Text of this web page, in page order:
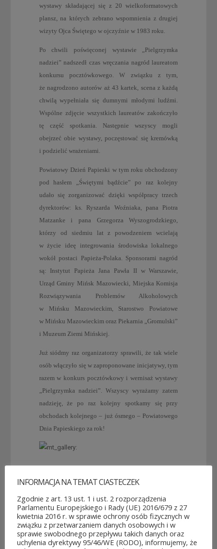
wystawy składającej się z 20 wielkoformatowych
plansz, na których zebrano wspomnienia z drugiej
wizyty Ojca Świętego w ojczyźnie w 1983 roku.
Po chwili poświęconej wystawie „Pielgrzymka
nadziei” nadszedł czas wręczania nagród laureatom
konkursu pocztówkowego. W związku z tym,
że nagrodzono autorów aż 43 kartek, scena z każdą
chwilą wypełniała się dumnymi młodymi ludźmi.
Wspólne zdjęcie wszystkich laureatów zakończyło
tę część spotkania. Następnie wszyscy mogli
obejrzeć obie wystawy, poczęstować się kremówką
i podzielić wrażeniami.
Powiatowy Dzień Papieski w tym roku obchodzony
pod hasłem „Świętymi bądźcie” po raz kolejny
udało się zorganizować dzięki współpracy trzech
dyrektorów: ks. Ryszarda Woźniaka, pana Piotra
Matzanke i pana Grzegorza Wyszogrodzkiego,
którzy od siedmiu lat z powodzeniem wcielają
w życie ideę integrowania środowiska lokalnego
wokół postaci Papieża-Polaka. Sponsorami nagród
są: Instytut Papieża Jana Pawła II w Warszawie,
Urząd Gminy Mińsk Mazowiecki, Miejska Komisja
Rozwiązywania Problemów Alkoholowych
w Mińsku Mazowieckim, Starostwo Powiatowe
w Mińsku Mazowieckim oraz Piekarnia „Gromulski”
i Muzeum Ziemi Mińskiej.
Już siódmy raz organizatorzy sprawili, że tak wiele
osób włączyło się w zaproponowane inicjatywy, tym
razem w konkurs pocztówkowy i wernisaż wystawy
„Pielgrzymka nadziei”. Wszyscy wyrażamy zatem
nadzieję, że po raz kolejny spotkamy się przy
obchodach kolejnego – już ósmego – Powiatowego
Dnia Papieskiego za rok!
POZOSTAŁE AKTUALNOŚCI
INFORMACJA NA TEMAT CIASTECZEK
Zgodnie z art. 13 ust. 1 i ust. 2 rozporządzenia
Parlamentu Europejskiego i Rady (UE) 2016/679 z 27
kwietnia 2016 r. w sprawie ochrony osób fizycznych w
związku z przetwarzaniem danych osobowych i w
sprawie swobodnego przepływu takich danych oraz
uchylenia dyrektywy 95/46/WE (RODO), informujemy, że